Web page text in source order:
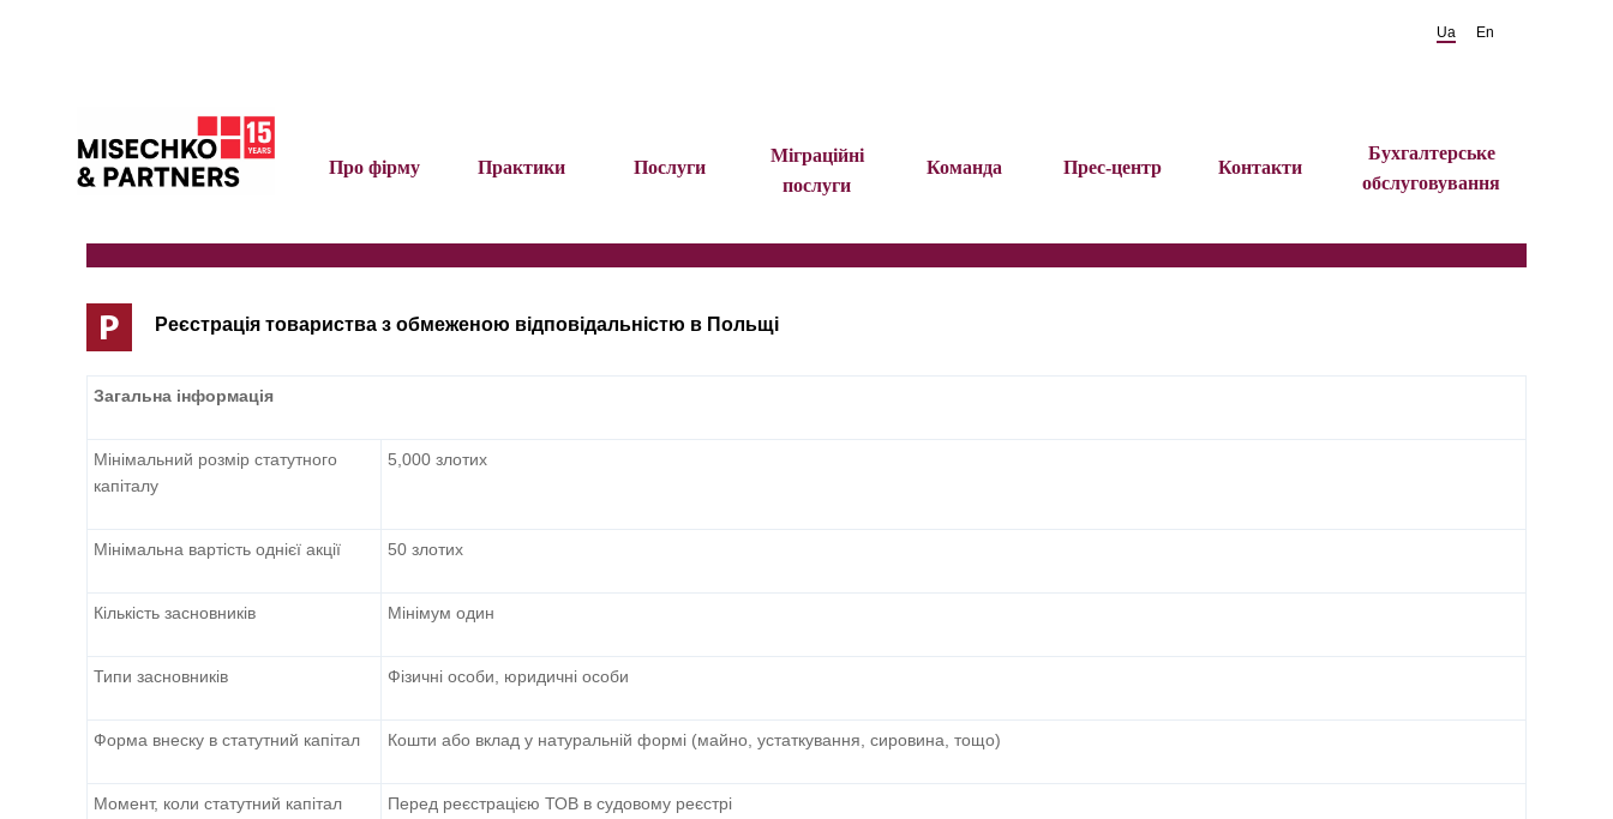
Ua En
Про фірму Практики Послуги
Міграційні
послуги
Команда Прес-центр Контакти
Бухгалтерське
обслуговування
Р Реєстрація товариства з обмеженою відповідальністю в Польщі
Загальна інформація
Мінімальний розмір статутного
капіталу
5,000 злотих
Мінімальна вартість однієї акції 50 злотих
Кількість засновників Мінімум один
Типи засновників Фізичні особи, юридичні особи
Форма внеску в статутний капітал Кошти або вклад у натуральній формі (майно, устаткування, сировина, тощо)
Момент, коли статутний капітал
Перед реєстрацією ТОВ в судовому реєстрі